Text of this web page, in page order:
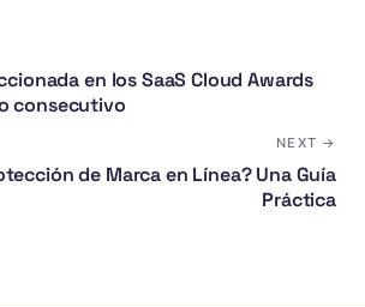
en los SaaS Cloud Awards
consecutivo
NEXT →
de Marca en Línea? Una Guía
Práctica